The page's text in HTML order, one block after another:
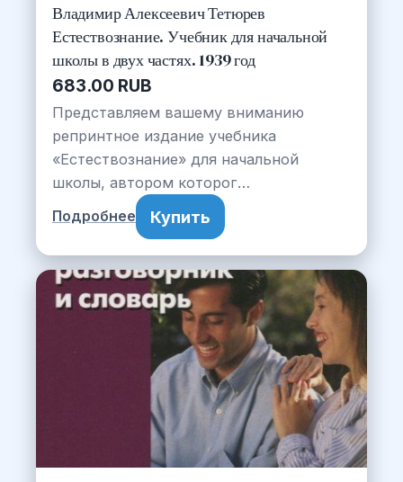
Владимир Алексеевич Тетюрев
Естествознание. Учебник для начальной
школы в двух частях. 1939 год
683.00 RUB
Представляем вашему вниманию
репринтное издание учебника
«Естествознание» для начальной
школы, автором которог…
Подробнее Купить